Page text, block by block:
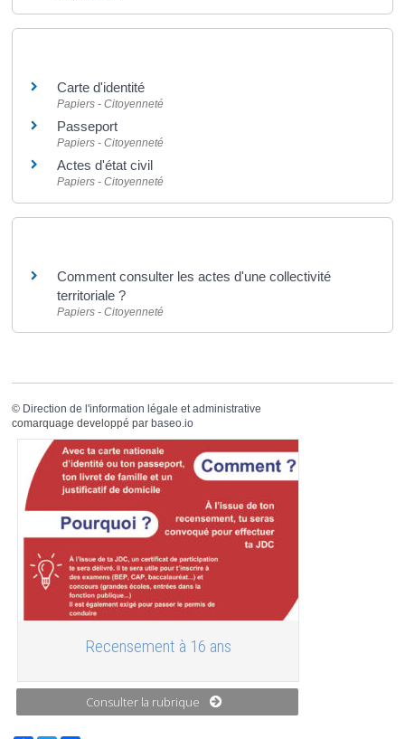
Carte d'identité
Papiers - Citoyenneté
Passeport
Papiers - Citoyenneté
Actes d'état civil
Papiers - Citoyenneté
Comment consulter les actes d'une collectivité
territoriale ?
Papiers - Citoyenneté
© Direction de l'information légale et administrative
comarquage developpé par baseo.io
Recensement à 16 ans
Consulter la rubrique